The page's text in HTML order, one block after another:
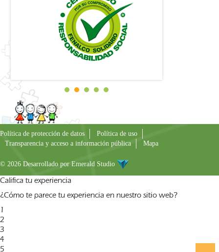
Política de protección de datos
Política de uso
Transparencia y acceso a información pública
Mapa
© 2026 Desarrollado por Emerald Studio
Califica tu experiencia
¿Cómo te parece tu experiencia en nuestro sitio web?
1
2
3
4
5